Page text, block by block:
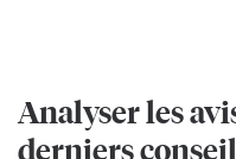
Analyser les
derniers